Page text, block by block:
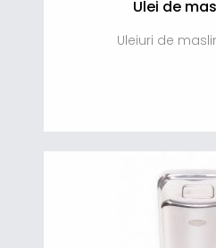
Ulei de
Uleiuri de